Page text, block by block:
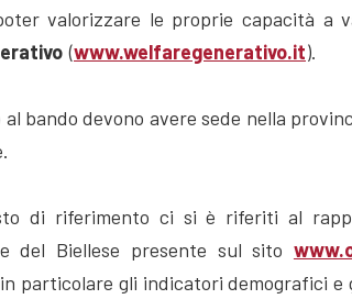
valorizzare le proprie capacità a
(www.welfaregenerativo.it).
bando devono avere sede nella
di riferimento ci si è riferiti al
del Biellese presente sul sito
particolare gli indicatori demografici e